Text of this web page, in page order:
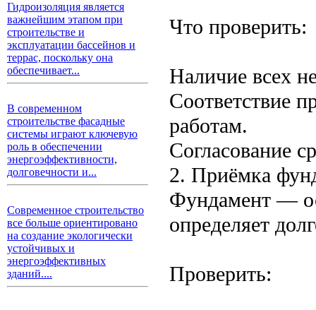
Гидроизоляция является
важнейшим этапом при
строительстве и
эксплуатации бассейнов и
террас, поскольку она
обеспечивает...
В современном
строительстве фасадные
системы играют ключевую
роль в обеспечении
энергоэффективности,
долговечности и...
Современное строительство
все больше ориентировано
на создание экологически
устойчивых и
энергоэффективных
зданий....
Что проверить:
Наличие всех
Соответствие
работам.
Согласование
2. Приёмка
Фундамент —
определяет
Проверить: